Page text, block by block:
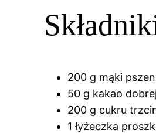
200 g mąki
50 g kakao
200 g cukru
1 łyżeczka